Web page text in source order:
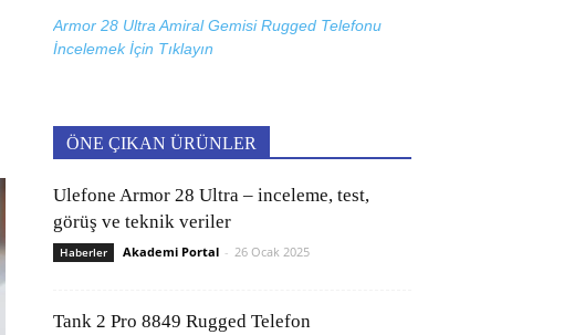
Armor 28 Ultra Amiral Gemisi Rugged Telefonu
İncelemek İçin Tıklayın
ÖNE ÇIKAN ÜRÜNLER
Ulefone Armor 28 Ultra – inceleme, test,
görüş ve teknik veriler
Haberler Akademi Portal - 26 Ocak 2025
Tank 2 Pro 8849 Rugged Telefon